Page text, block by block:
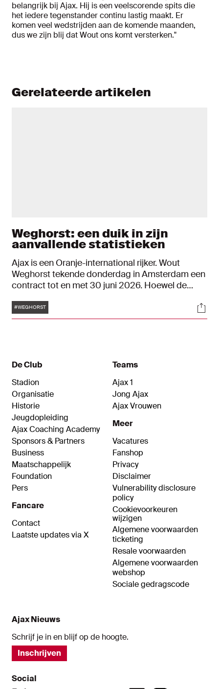
belangrijk bij Ajax. Hij is een veelscorende spits die
het iedere tegenstander continu lastig maakt. Er
komen veel wedstrijden aan de komende maanden,
dus we zijn blij dat Wout ons komt versterken."
Gerelateerde artikelen
Weghorst: een duik in zijn
aanvallende statistieken
Ajax is een Oranje-international rijker. Wout
Weghorst tekende donderdag in Amsterdam een
contract tot en met 30 juni 2026. Hoewel de
behoeft vanwege zijn staat van dienst, doken we
toch eens wat dieper zijn statistieken in. Hoe
Tags
#WEGHORST
De Club
Stadion
Organisatie
Historie
Jeugdopleiding
Ajax Coaching Academy
Sponsors & Partners
Business
Maatschappelijk
Foundation
Pers
Fancare
Contact
Laatste updates via X
Teams
Ajax 1
Jong Ajax
Ajax Vrouwen
Meer
Vacatures
Fanshop
Privacy
Disclaimer
Vulnerability disclosure
policy
Cookievoorkeuren
wijzigen
Algemene voorwaarden
ticketing
Resale voorwaarden
Algemene voorwaarden
webshop
Sociale gedragscode
Ajax Nieuws
Schrijf je in en blijf op de hoogte.
Inschrijven
Social